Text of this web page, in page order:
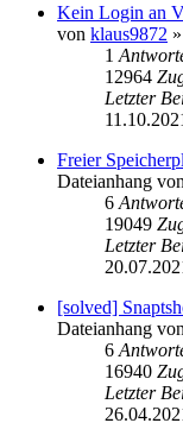
Kein Login an
von klaus9872
1
12964
Letzter
Freier
Dateianhang von
6
19049
Letzter
[solved]
Dateianhang von
6
16940
Letzter